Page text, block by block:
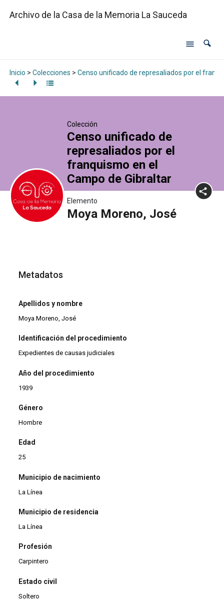
Archivo de la Casa de la Memoria La Sauceda
Inicio > Colecciones > Censo unificado de represaliados por el
Colección
Censo unificado de
represaliados por el
franquismo en el
Campo de Gibraltar
Elemento
Moya Moreno, José
Metadatos
Apellidos y nombre
Moya Moreno, José
Identificación del procedimiento
Expedientes de causas judiciales
Año del procedimiento
1939
Género
Hombre
Edad
25
Municipio de nacimiento
La Línea
Municipio de residencia
La Línea
Profesión
Carpintero
Estado civil
Soltero